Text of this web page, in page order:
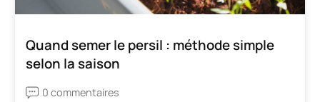
Quand semer le persil : méthode simple
selon la saison
0 commentaires